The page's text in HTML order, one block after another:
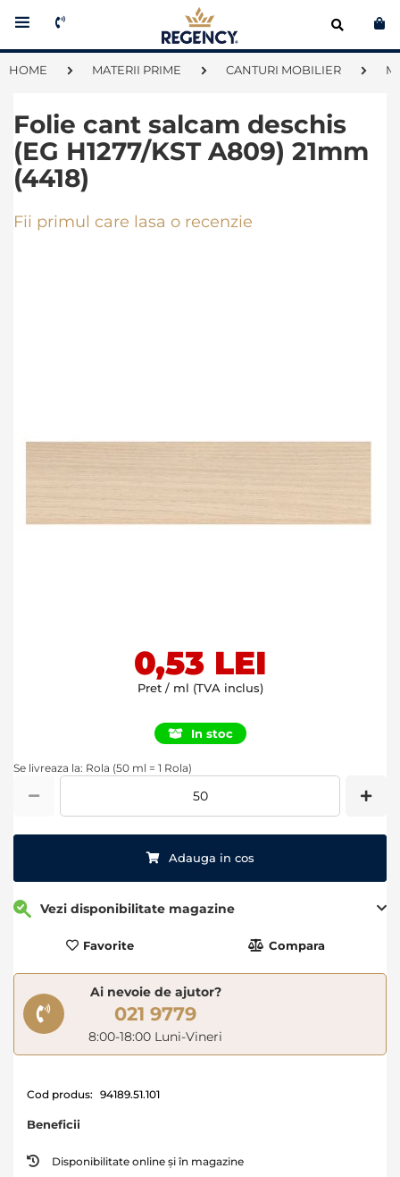
HOME MATERII PRIME CANTURI MOBILIER
gallery
Folie cant salcam deschis
(EG H1277/KST A809) 21mm
(4418)
Fii primul care lasa o recenzie
0,53 LEI
Pret / ml (TVA inclus)
In stoc
Se livreaza la: Rola (50 ml = 1 Rola)
Adauga in cos
Vezi disponibilitate magazine
Favorite Compara
Ai nevoie de ajutor?
021 9779
8:00-18:00 Luni-Vineri
Cod produs: 94189.51.101
Beneficii
Disponibilitate online și în magazine